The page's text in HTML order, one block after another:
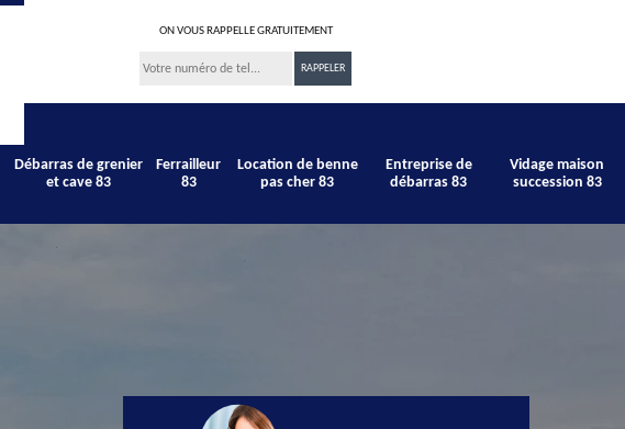
ON VOUS RAPPELLE GRATUITEMENT
Débarras de grenier
et cave 83
Ferrailleur
83
Location de benne
pas cher 83
Entreprise de
débarras 83
Vidage maison
succession 83